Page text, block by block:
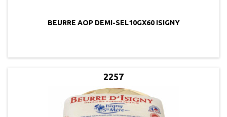
BEURRE AOP DEMI-SEL10GX60 ISIGNY
2257